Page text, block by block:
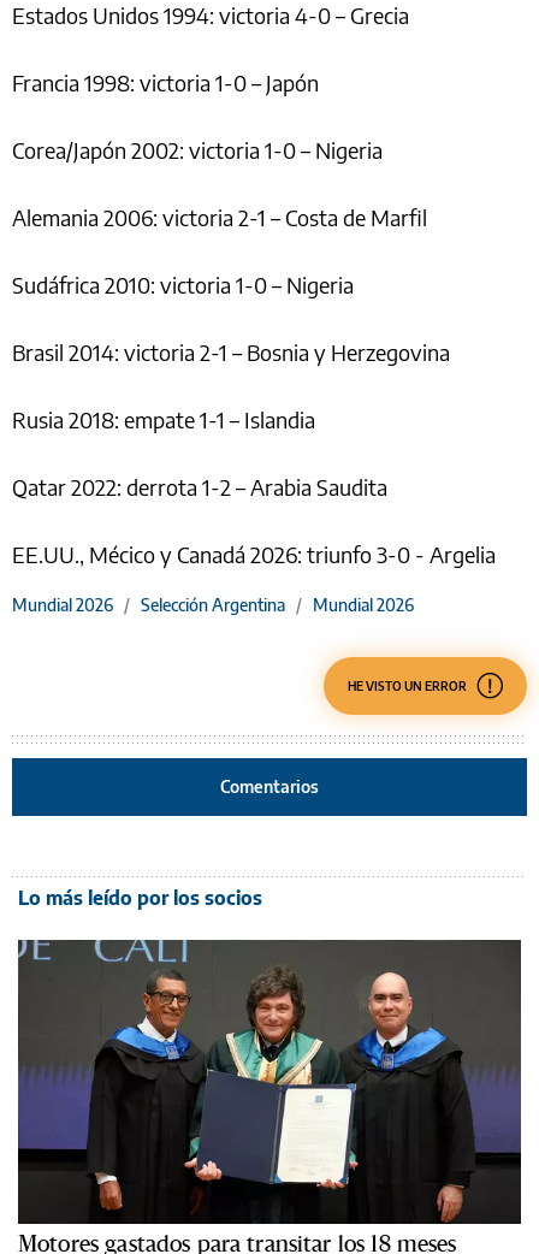
Estados Unidos 1994: victoria 4-0 – Grecia
Francia 1998: victoria 1-0 – Japón
Corea/Japón 2002: victoria 1-0 – Nigeria
Alemania 2006: victoria 2-1 – Costa de Marfil
Sudáfrica 2010: victoria 1-0 – Nigeria
Brasil 2014: victoria 2-1 – Bosnia y Herzegovina
Rusia 2018: empate 1-1 – Islandia
Qatar 2022: derrota 1-2 – Arabia Saudita
EE.UU., Mécico y Canadá 2026: triunfo 3-0 - Argelia
Mundial 2026 / Selección Argentina / Mundial 2026
HE VISTO UN ERROR
Comentarios
Lo más leído por los socios
Motores gastados para transitar los 18 meses